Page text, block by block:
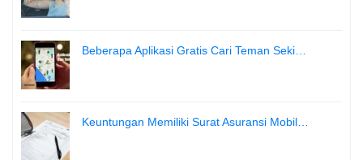
Beberapa Aplikasi Gratis Cari Teman Seki…
Keuntungan Memiliki Surat Asuransi Mobil…